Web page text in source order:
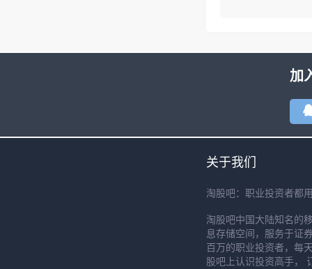
加
关于我们
淘股吧：职业投资者都
淘股吧中国大陆知名的
息存储空间，服务于证
百万的职业投资者，每
股吧上认识投资高手，